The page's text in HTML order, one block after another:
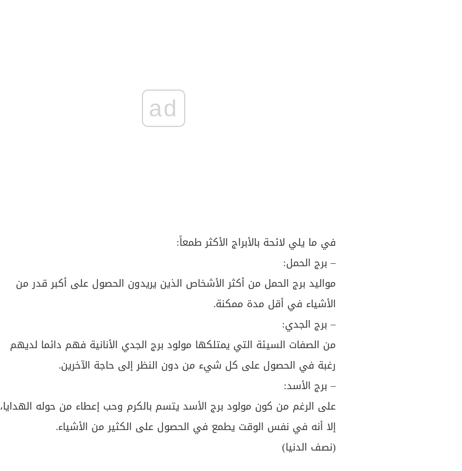
ad
في ما يلي لائحة بالأبراج الأكثر طمعاً:
– برج الحمل:
مواليد برج الحمل من أكثر الأشخاص الذين يريدون الحصول على أكبر قدر من
الأشياء في أقل مدة ممكنة.
– برج الجدي:
من الصفات السيئة التي يمتلكها مولود برج الجدي الأنانية فهم دائما لديهم
رغبة في الحصول على كل شيء من دون النظر إلى حاجة الآخرين.
– برج الأسد:
على الرغم من كون مولود برج الأسد يتسم بالكرم وحب إعطاء من حوله الهدايا،
إلا أنه في نفس الوقت يطمع في الحصول على الكثير من الأشياء.
(نصف الدنيا)